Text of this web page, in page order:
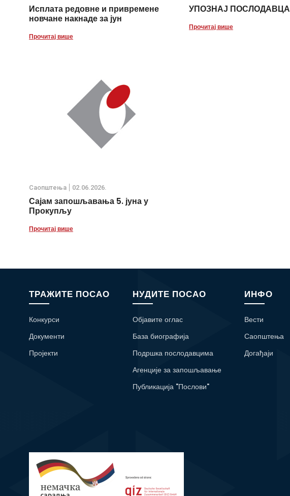
Исплата редовне и привремене
новчане накнаде за јун
Прочитај више
УПОЗНАЈ ПОСЛОДАВЦА
Прочитај више
Саопштења 02.06.2026.
Сајам запошљавања 5. јуна у
Прокупљу
Прочитај више
ТРАЖИТЕ ПОСАО
Конкурси
Документи
Пројекти
НУДИТЕ ПОСАО
Објавите оглас
База биографија
Подршка послодавцима
Агенције за запошљавање
Публикација "Послови"
ИНФО
Вести
Саопштења
Догађаји